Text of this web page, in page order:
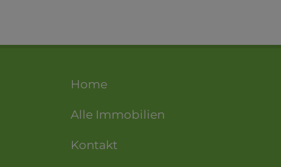
Home
Alle Immobilien
Kontakt